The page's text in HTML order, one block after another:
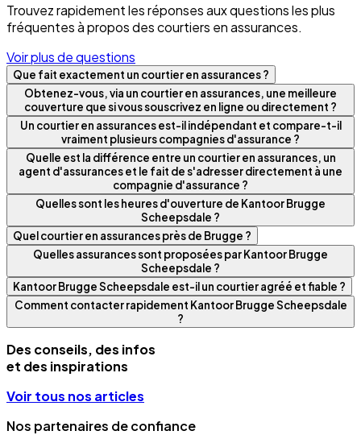
Trouvez rapidement les réponses aux questions les plus
fréquentes à propos des courtiers en assurances.
Voir plus de questions
Que fait exactement un courtier en assurances ?
Obtenez-vous, via un courtier en assurances, une meilleure
couverture que si vous souscrivez en ligne ou directement ?
Un courtier en assurances est-il indépendant et compare-t-il
vraiment plusieurs compagnies d'assurance ?
Quelle est la différence entre un courtier en assurances, un
agent d'assurances et le fait de s'adresser directement à une
compagnie d'assurance ?
Quelles sont les heures d'ouverture de Kantoor Brugge
Scheepsdale ?
Quel courtier en assurances près de Brugge ?
Quelles assurances sont proposées par Kantoor Brugge
Scheepsdale ?
Kantoor Brugge Scheepsdale est-il un courtier agréé et fiable ?
Comment contacter rapidement Kantoor Brugge Scheepsdale
?
Des conseils, des infos
et des inspirations
Voir tous nos articles
Nos partenaires de confiance